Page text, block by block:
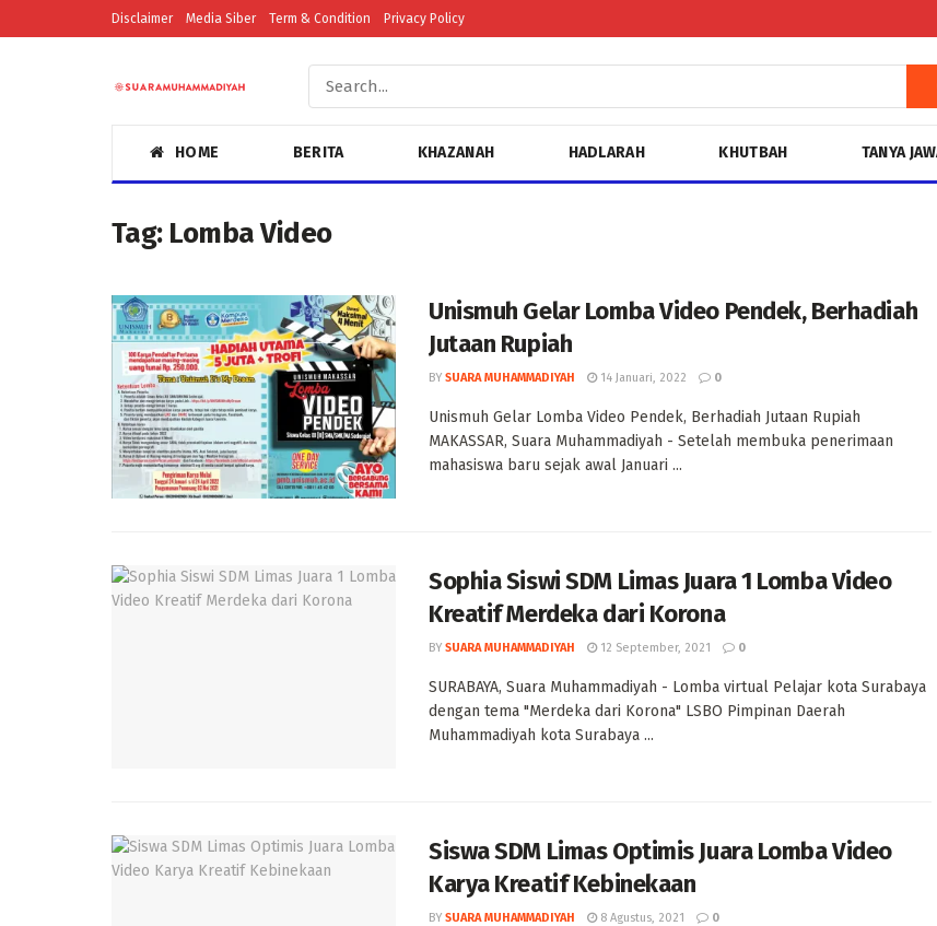
Disclaimer Media Siber Term & Condition Privacy Policy
HOME BERITA KHAZANAH HADLARAH KHUTBAH TANYA
Tag: Lomba Video
Unismuh Gelar Lomba Video Pendek, Berhadiah
Jutaan Rupiah
BY SUARA MUHAMMADIYAH 14 Januari, 2022 0
Unismuh Gelar Lomba Video Pendek, Berhadiah Jutaan Rupiah
MAKASSAR, Suara Muhammadiyah - Setelah membuka penerimaan
mahasiswa baru sejak awal Januari ...
Sophia Siswi SDM Limas Juara 1 Lomba Video
Kreatif Merdeka dari Korona
BY SUARA MUHAMMADIYAH 12 September, 2021 0
SURABAYA, Suara Muhammadiyah - Lomba virtual Pelajar kota Surabaya
dengan tema "Merdeka dari Korona" LSBO Pimpinan Daerah
Muhammadiyah kota Surabaya ...
Siswa SDM Limas Optimis Juara Lomba Video
Karya Kreatif Kebinekaan
BY SUARA MUHAMMADIYAH 8 Agustus, 2021 0